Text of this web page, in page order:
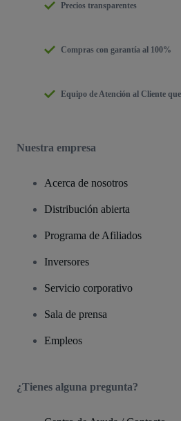
Precios transparentes
Compras con garantía al 100%
Equipo de Atención al Cliente
Nuestra empresa
Acerca de nosotros
Distribución abierta
Programa de Afiliados
Inversores
Servicio corporativo
Sala de prensa
Empleos
¿Tienes alguna pregunta?